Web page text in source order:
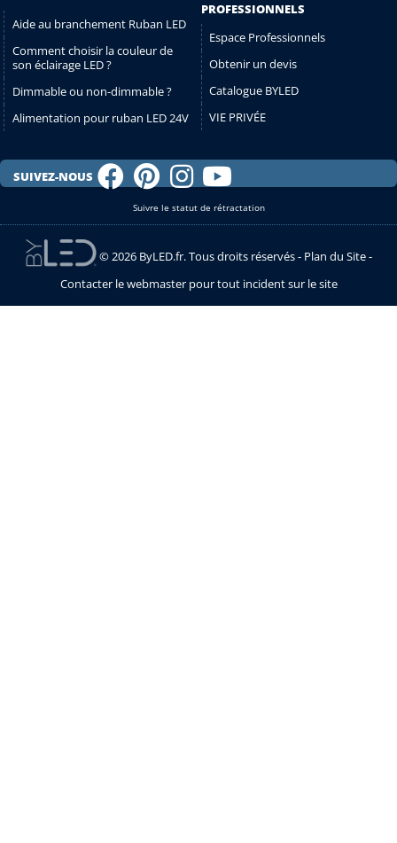
Aide au branchement Ruban LED
Comment choisir la couleur de
son éclairage LED ?
Dimmable ou non-dimmable ?
Alimentation pour ruban LED 24V
PROFESSIONNELS
Espace Professionnels
Obtenir un devis
Catalogue BYLED
VIE PRIVÉE
SUIVEZ-NOUS
Suivre le statut de rétractation
© 2026 ByLED.fr. Tous droits réservés - Plan du Site-
Contacter le webmaster pour tout incident sur le site